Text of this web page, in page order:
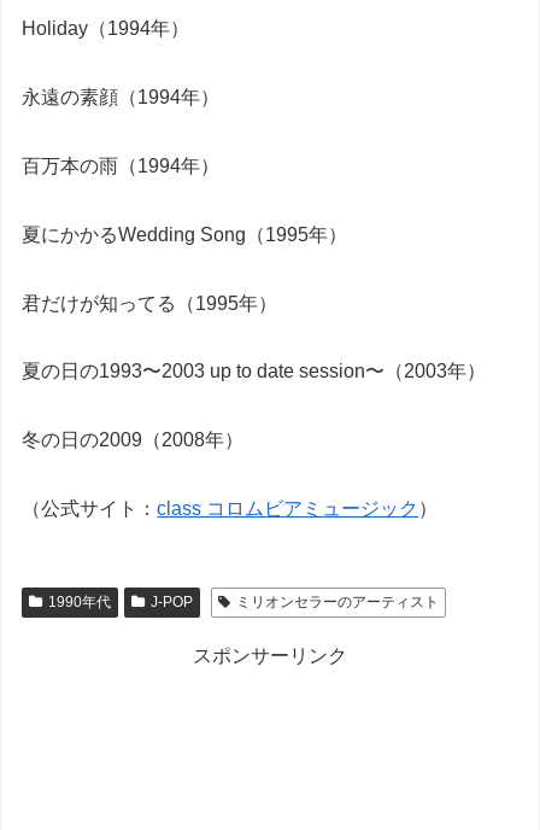
Holiday（1994年）
永遠の素顔（1994年）
百万本の雨（1994年）
夏にかかるWedding Song（1995年）
君だけが知ってる（1995年）
夏の日の1993〜2003 up to date session〜（2003年）
冬の日の2009（2008年）
（公式サイト：class コロムビアミュージック ）
1990年代 J-POP ミリオンセラーのアーティスト
スポンサーリンク